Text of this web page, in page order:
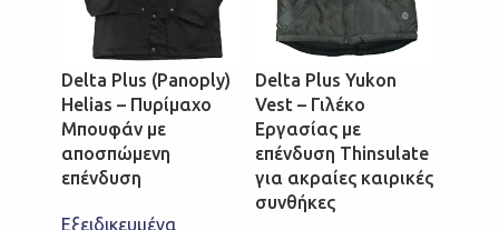
Delta Plus (Panoply)
Helias – Πυρίμαχο
Μπουφάν με
αποσπώμενη
επένδυση
Εξειδικευμένα
Delta Plus Yukon
Vest – Γιλέκο
Εργασίας με
επένδυση Thinsulate
για ακραίες καιρικές
συνθήκες